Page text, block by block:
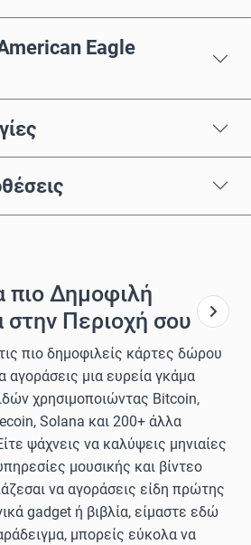
Eagle
πιο Δημοφιλή
στην Περιοχή σου
πιο δημοφιλείς κάρτες δώρου
αγοράσεις μια ευρεία γκάμα
χρησιμοποιώντας Bitcoin,
Solana και 200+ άλλα
ψάχνεις να καλύψεις μηνιαίες
μουσικής και βίντεο
να αγοράσεις είδη πρώτης
gadget ή βιβλία, είμαστε εδώ
μπορείς εύκολα να